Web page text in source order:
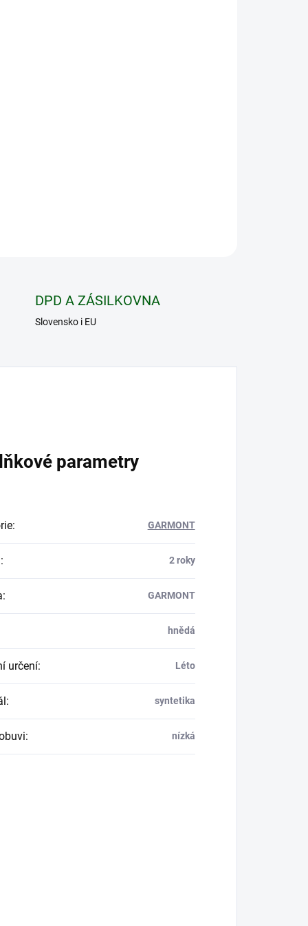
DPD A ZÁSILKOVNA
Slovensko i EU
parametry
: GARMONT
: 2 roky
: GARMONT
hnědá
určení: Léto
: syntetika
: nízká